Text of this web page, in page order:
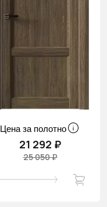
Цена за полотно
21 292 ₽
25 050 ₽